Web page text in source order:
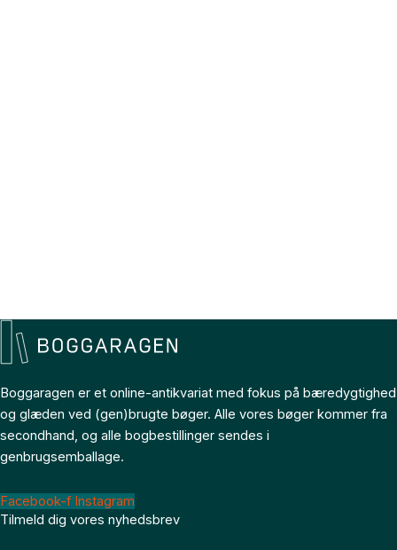
Boggaragen er et online-antikvariat med fokus på bæredygtighed
og glæden ved (gen)brugte bøger. Alle vores bøger kommer fra
secondhand, og alle bogbestillinger sendes i
genbrugsemballage.
Facebook-f Instagram
Tilmeld dig vores nyhedsbrev